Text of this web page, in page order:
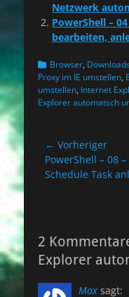
Netzwerk
PowerShell –
bearbeiten,
Kategorien
Browser,
Proxy im IE umstellen,
umstellen, Internet
Explorer automatsch
← Vorheriger
Vorheriger
Beitrag:
PowerShell – 08 –
Schedule Task
2
Explorer
Max sagt: